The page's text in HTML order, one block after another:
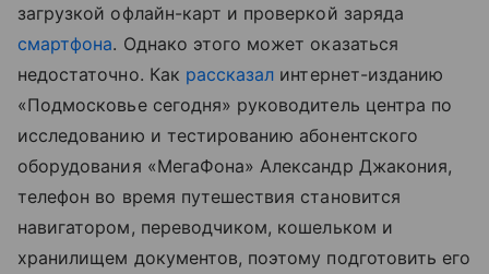
загрузкой офлайн-карт и проверкой заряда
смартфона. Однако этого может оказаться
недостаточно. Как рассказал интернет-изданию
«Подмосковье сегодня» руководитель центра по
исследованию и тестированию абонентского
оборудования «МегаФона» Александр Джакония,
телефон во время путешествия становится
навигатором, переводчиком, кошельком и
хранилищем документов, поэтому подготовить его